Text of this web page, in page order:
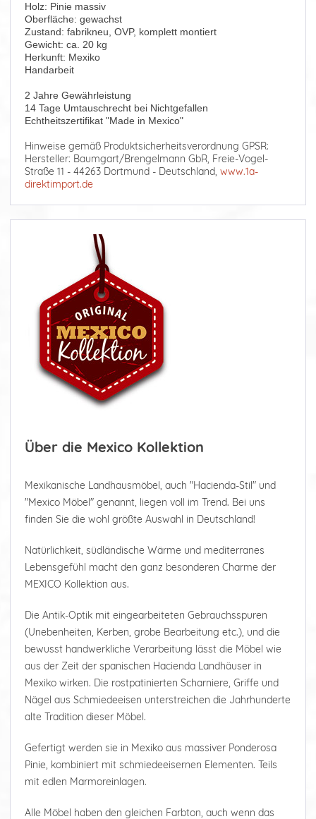
Holz: Pinie massiv
Oberfläche: gewachst
Zustand: fabrikneu, OVP, komplett montiert
Gewicht: ca. 20 kg
Herkunft: Mexiko
Handarbeit
2 Jahre Gewährleistung
14 Tage Umtauschrecht bei Nichtgefallen
Echtheitszertifikat "Made in Mexico"
Hinweise gemäß Produktsicherheitsverordnung GPSR:
Hersteller: Baumgart/Brengelmann GbR, Freie-Vogel-
Straße 11 - 44263 Dortmund - Deutschland, www.1a-
direktimport.de
Über die Mexico Kollektion
Mexikanische Landhausmöbel, auch "Hacienda-Stil" und
"Mexico Möbel" genannt, liegen voll im Trend. Bei uns
finden Sie die wohl größte Auswahl in Deutschland!
Natürlichkeit, südländische Wärme und mediterranes
Lebensgefühl macht den ganz besonderen Charme der
MEXICO Kollektion aus.
Die Antik-Optik mit eingearbeiteten Gebrauchsspuren
(Unebenheiten, Kerben, grobe Bearbeitung etc.), und die
bewusst handwerkliche Verarbeitung lässt die Möbel wie
aus der Zeit der spanischen Hacienda Landhäuser in
Mexiko wirken. Die rostpatinierten Scharniere, Griffe und
Nägel aus Schmiedeeisen unterstreichen die Jahrhunderte
alte Tradition dieser Möbel.
Gefertigt werden sie in Mexiko aus massiver Ponderosa
Pinie, kombiniert mit schmiedeeisernen Elementen. Teils
mit edlen Marmoreinlagen.
Alle Möbel haben den gleichen Farbton, auch wenn das